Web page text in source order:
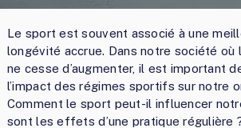
Le sport est souvent associé à une
longévité accrue. Dans notre société où
ne cesse d’augmenter, il est important
l’impact des régimes sportifs sur notre
Comment le sport peut-il influencer
sont les effets d’une pratique régulière